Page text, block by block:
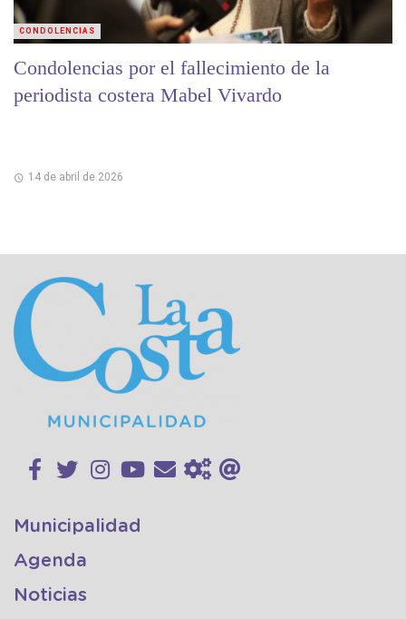
Condolencias por el fallecimiento de la
periodista costera Mabel Vivardo
14 de abril de 2026
CONDOLENCIAS
Municipalidad
Agenda
Noticias